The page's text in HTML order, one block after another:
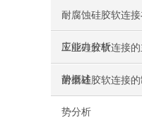
耐腐蚀硅胶软连
应能力分析
工业硅胶软连接
势概述
耐磨硅胶软连接
势分析